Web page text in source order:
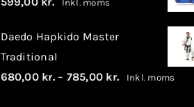
Inkl. moms
Daedo Hapkido Master
Traditional
680,00 kr. – 785,00 kr.Prisinterval:
Inkl. moms